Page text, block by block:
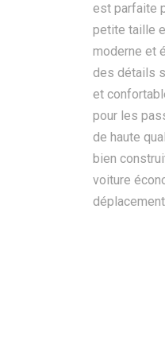
est parfaite
petite taille
moderne et
des détails
et
pour les
de haute
bien
voiture